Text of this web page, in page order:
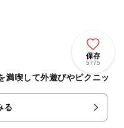
保存
5775
満喫して外遊びやピクニッ
る